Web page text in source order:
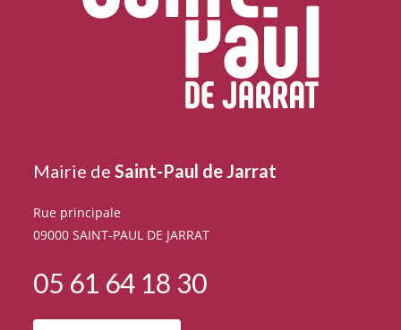
Mairie deSaint-Paul de Jarrat
Rue principale
09000 SAINT-PAUL DE JARRAT
05 61 64 18 30